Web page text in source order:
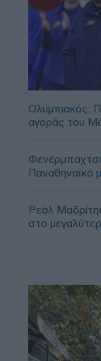
Ολυμπιακός:
αγοράς του
Παναθηναϊκό
Ρεάλ
στο